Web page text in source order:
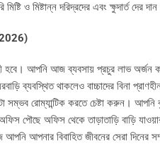
ও মিষ্টান্ন দরিদ্রদের এবং ক্ষুদার্ত
2026)
আপনি আজ ব্যবসায় প্রচুর লাভ অর্জন
ব্যবস্থিত থাকলেও বাচ্চাদের বিনা
সম্ভব রোম্যান্টিক করতে চেষ্টা করুন।
অফিস থেকে তাড়াতাড়ি বাড়ি যাওয়ার
আপনার বিবাহিত জীবনের সেরা দিনের